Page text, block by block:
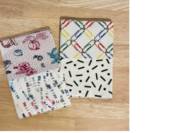
【y.y.williams】 文庫本サイズ ブック
カバー
¥1,500